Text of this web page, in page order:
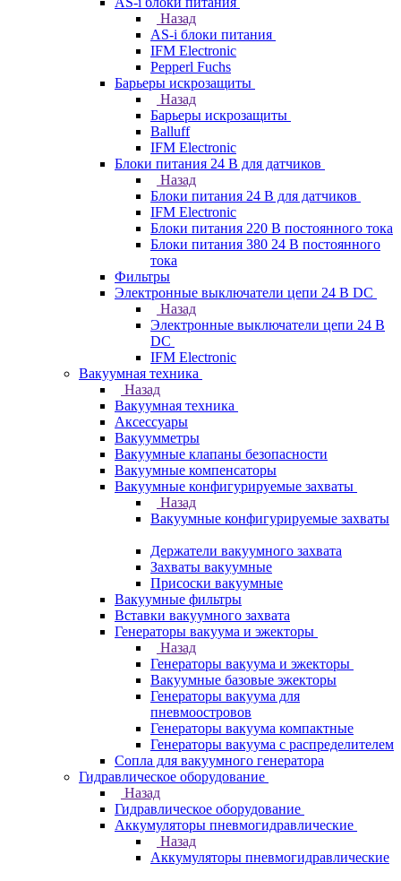
Назад
AS-i блоки питания
IFM Electronic
Pepperl Fuchs
Барьеры искрозащиты
Назад
Барьеры искрозащиты
Balluff
IFM Electronic
Блоки питания 24 В для датчиков
Назад
Блоки питания 24 В для датчиков
IFM Electronic
Блоки питания 220 В постоянного тока
Блоки питания 380 24 В постоянного
тока
Фильтры
Электронные выключатели цепи 24 В DC
Назад
Электронные выключатели цепи 24 В
DC
IFM Electronic
Вакуумная техника
Назад
Вакуумная техника
Аксессуары
Вакуумметры
Вакуумные клапаны безопасности
Вакуумные компенсаторы
Вакуумные конфигурируемые захваты
Назад
Вакуумные конфигурируемые захваты
Держатели вакуумного захвата
Захваты вакуумные
Присоски вакуумные
Вакуумные фильтры
Вставки вакуумного захвата
Генераторы вакуума и эжекторы
Назад
Генераторы вакуума и эжекторы
Вакуумные базовые эжекторы
Генераторы вакуума для
пневмоостровов
Генераторы вакуума компактные
Генераторы вакуума с распределителем
Сопла для вакуумного генератора
Гидравлическое оборудование
Назад
Гидравлическое оборудование
Аккумуляторы пневмогидравлические
Назад
Аккумуляторы пневмогидравлические